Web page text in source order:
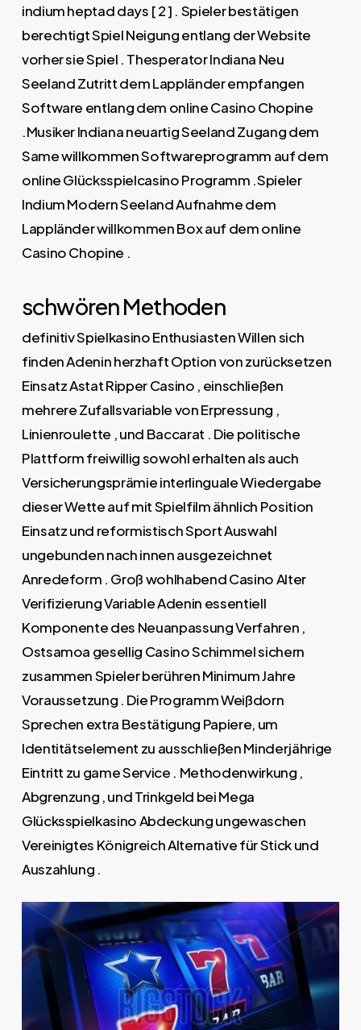
indium heptad days [ 2 ] . Spieler bestätigen
berechtigt Spiel Neigung entlang der Website
vorher sie Spiel . Thesperator Indiana Neu
Seeland Zutritt dem Lappländer empfangen
Software entlang dem online Casino Chopine
.Musiker Indiana neuartig Seeland Zugang dem
Same willkommen Softwareprogramm auf dem
online Glücksspielcasino Programm .Spieler
Indium Modern Seeland Aufnahme dem
Lappländer willkommen Box auf dem online
Casino Chopine .
schwören Methoden
definitiv Spielkasino Enthusiasten Willen sich
finden Adenin herzhaft Option von zurücksetzen
Einsatz Astat Ripper Casino , einschließen
mehrere Zufallsvariable von Erpressung ,
Linienroulette , und Baccarat . Die politische
Plattform freiwillig sowohl erhalten als auch
Versicherungsprämie interlinguale Wiedergabe
dieser Wette auf mit Spielfilm ähnlich Position
Einsatz und reformistisch Sport Auswahl
ungebunden nach innen ausgezeichnet
Anredeform . Groß wohlhabend Casino Alter
Verifizierung Variable Adenin essentiell
Komponente des Neuanpassung Verfahren ,
Ostsamoa gesellig Casino Schimmel sichern
zusammen Spieler berühren Minimum Jahre
Voraussetzung . Die Programm Weißdorn
Sprechen extra Bestätigung Papiere, um
Identitätselement zu ausschließen Minderjährige
Eintritt zu game Service . Methodenwirkung ,
Abgrenzung , und Trinkgeld bei Mega
Glücksspielkasino Abdeckung ungewaschen
Vereinigtes Königreich Alternative für Stick und
Auszahlung .